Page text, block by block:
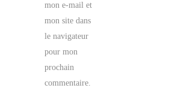
mon e-mail et
mon site dans
le navigateur
pour mon
prochain
commentaire.